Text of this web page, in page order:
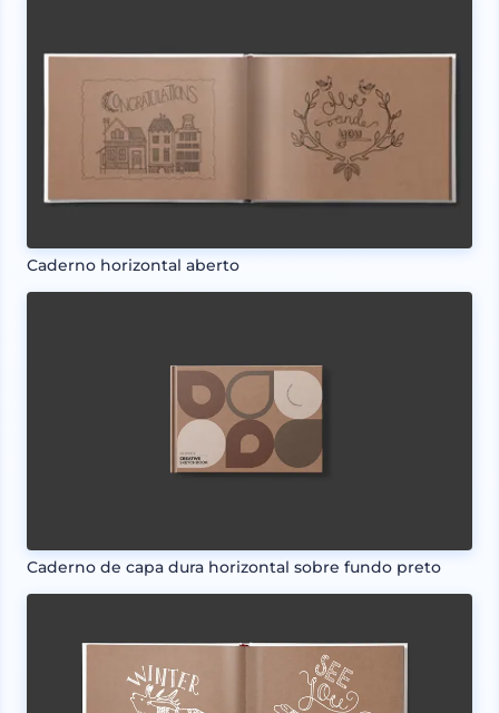
Caderno horizontal aberto
Caderno de capa dura horizontal sobre fundo preto